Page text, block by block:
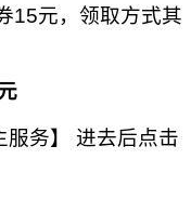
15元，领取方式其
务】 进去后点击